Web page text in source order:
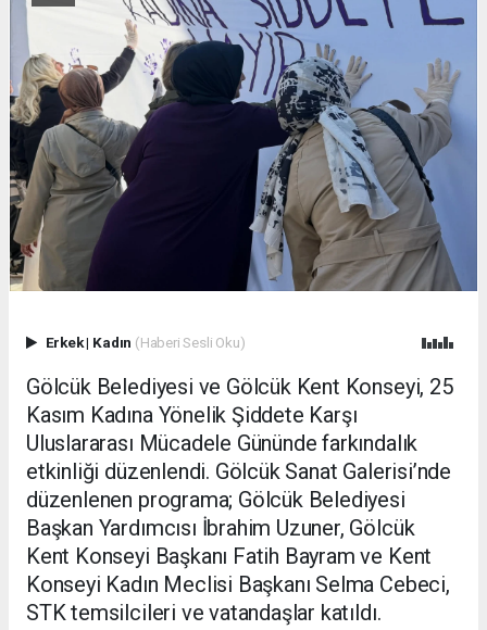
Erkek| Kadın (Haberi Sesli Oku)
Gölcük Belediyesi ve Gölcük Kent Konseyi, 25
Kasım Kadına Yönelik Şiddete Karşı
Uluslararası Mücadele Gününde farkındalık
etkinliği düzenlendi. Gölcük Sanat Galerisi’nde
düzenlenen programa; Gölcük Belediyesi
Başkan Yardımcısı İbrahim Uzuner, Gölcük
Kent Konseyi Başkanı Fatih Bayram ve Kent
Konseyi Kadın Meclisi Başkanı Selma Cebeci,
STK temsilcileri ve vatandaşlar katıldı.